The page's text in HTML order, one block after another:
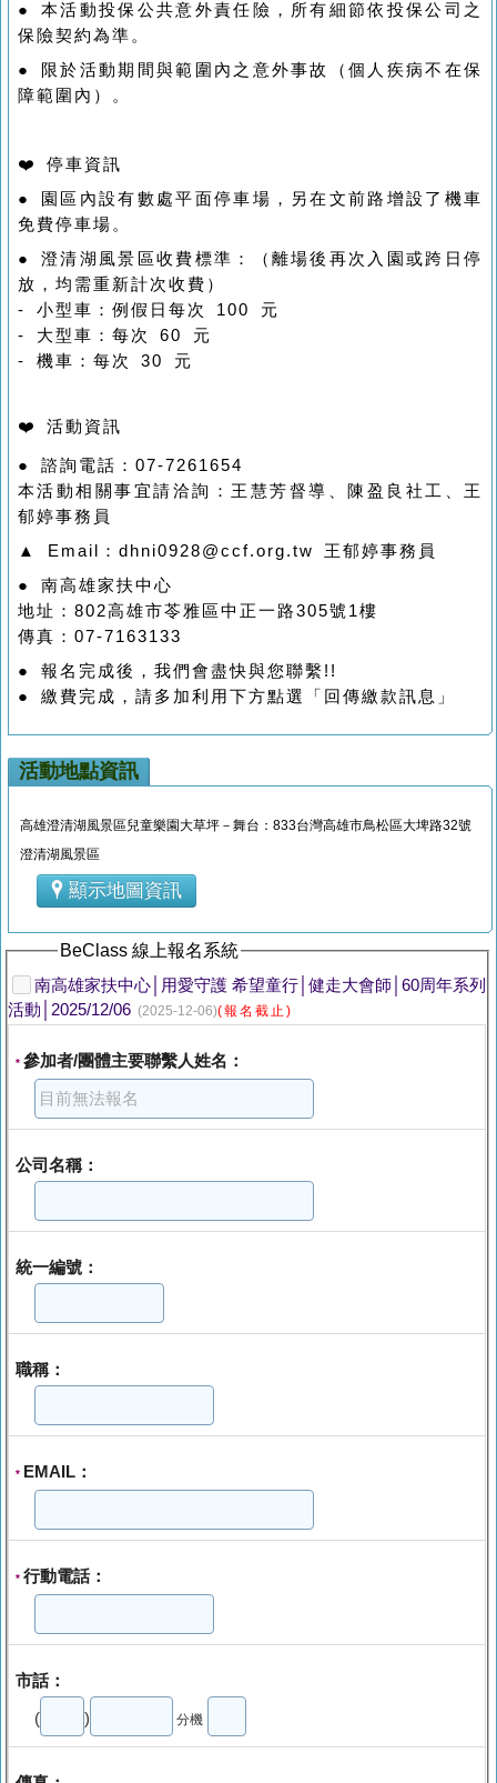
● 本活動投保公共意外責任險，所有細節依投保公司之
保險契約為準。
● 限於活動期間與範圍內之意外事故（個人疾病不在保
障範圍內）。
❤️ 停車資訊
● 園區內設有數處平面停車場，另在文前路增設了機車
免費停車場。
● 澄清湖風景區收費標準：（離場後再次入園或跨日停
放，均需重新計次收費）
- 小型車：例假日每次 100 元
- 大型車：每次 60 元
- 機車：每次 30 元
❤️ 活動資訊
● 諮詢電話：07-7261654
本活動相關事宜請洽詢：王慧芳督導、陳盈良社工、王
郁婷事務員
▲ Email：dhni0928@ccf.org.tw 王郁婷事務員
● 南高雄家扶中心
地址：802高雄市苓雅區中正一路305號1樓
傳真：07-7163133
● 報名完成後，我們會盡快與您聯繫!!
● 繳費完成，請多加利用下方點選「回傳繳款訊息」
活動地點資訊
高雄澄清湖風景區兒童樂園大草坪－舞台：833台灣高雄市鳥松區大埤路32號
澄清湖風景區
顯示地圖資訊
BeClass 線上報名系統
南高雄家扶中心│用愛守護 希望童行│健走大會師│60周年系列
活動│2025/12/06 (2025-12-06)(報名截止)
* 參加者/團體主要聯繫人姓名：
公司名稱：
統一編號：
職稱：
* EMAIL：
* 行動電話：
市話：
( ) 分機